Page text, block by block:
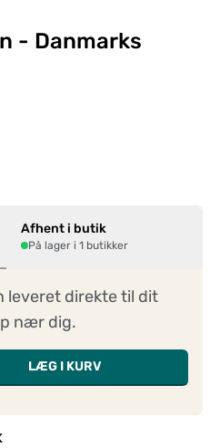
- Danmarks
Afhent i butik
På lager i 1 butikker
leveret direkte til dit
nær dig.
LÆG I KURV